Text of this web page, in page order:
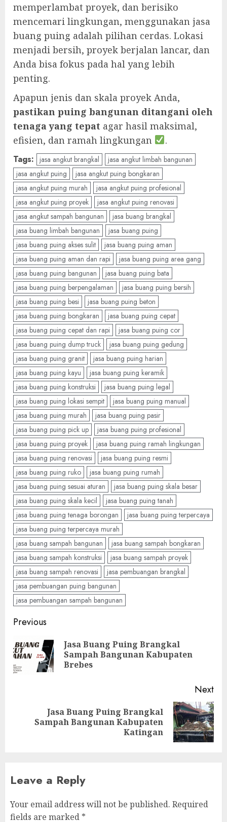
memperlambat proyek, dan berisiko
mencemari lingkungan, menggunakan jasa
buang puing adalah pilihan cerdas. Lokasi
menjadi bersih, proyek berjalan lancar, dan
Anda bisa fokus pada hal yang lebih
penting.
Apapun jenis dan skala proyek Anda,
pastikan puing bangunan ditangani oleh
tenaga yang tepat agar hasil maksimal,
efisien, dan ramah lingkungan
.
Tags: jasa angkut brangkal
jasa angkut limbah bangunan
jasa angkut puing
jasa angkut puing bongkaran
jasa angkut puing murah
jasa angkut puing profesional
jasa angkut puing proyek
jasa angkut puing renovasi
jasa angkut sampah bangunan
jasa buang brangkal
jasa buang limbah bangunan
jasa buang puing
jasa buang puing akses sulit
jasa buang puing aman
jasa buang puing aman dan rapi
jasa buang puing area gang
jasa buang puing bangunan
jasa buang puing bata
jasa buang puing berpengalaman
jasa buang puing bersih
jasa buang puing besi
jasa buang puing beton
jasa buang puing bongkaran
jasa buang puing cepat
jasa buang puing cepat dan rapi
jasa buang puing cor
jasa buang puing dump truck
jasa buang puing gedung
jasa buang puing granit
jasa buang puing harian
jasa buang puing kayu
jasa buang puing keramik
jasa buang puing konstruksi
jasa buang puing legal
jasa buang puing lokasi sempit
jasa buang puing manual
jasa buang puing murah
jasa buang puing pasir
jasa buang puing pick up
jasa buang puing profesional
jasa buang puing proyek
jasa buang puing ramah lingkungan
jasa buang puing renovasi
jasa buang puing resmi
jasa buang puing ruko
jasa buang puing rumah
jasa buang puing sesuai aturan
jasa buang puing skala besar
jasa buang puing skala kecil
jasa buang puing tanah
jasa buang puing tenaga borongan
jasa buang puing terpercaya
jasa buang puing terpercaya murah
jasa buang sampah bangunan
jasa buang sampah bongkaran
jasa buang sampah konstruksi
jasa buang sampah proyek
jasa buang sampah renovasi
jasa pembuangan brangkal
jasa pembuangan puing bangunan
jasa pembuangan sampah bangunan
Continue
Reading
Previous
Jasa Buang Puing Brangkal
Sampah Bangunan Kabupaten
Brebes
Next
Jasa Buang Puing Brangkal
Sampah Bangunan Kabupaten
Katingan
Leave a Reply
Your email address will not be published. Required
fields are marked *